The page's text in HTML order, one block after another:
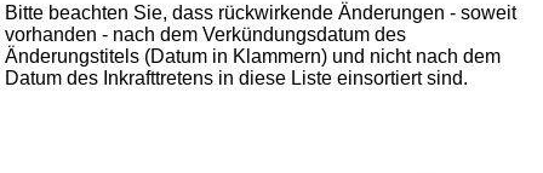
Bitte beachten Sie, dass rückwirkende Änderungen - soweit
vorhanden - nach dem Verkündungsdatum des
Änderungstitels (Datum in Klammern) und nicht nach dem
Datum des Inkrafttretens in diese Liste einsortiert sind.